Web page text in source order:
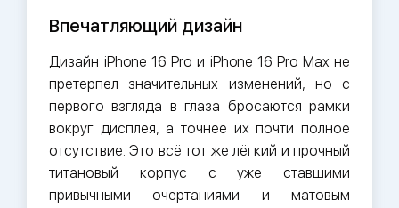
Впечатляющий дизайн
Дизайн iPhone 16 Pro и iPhone 16 Pro Max не
претерпел значительных изменений, но с
первого взгляда в глаза бросаются рамки
вокруг дисплея, а точнее их почти полное
отсутствие. Это всё тот же лёгкий и прочный
титановый корпус с уже ставшими
привычными очертаниями и матовым